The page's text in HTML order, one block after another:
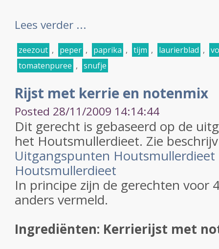
Lees verder ...
zeezout , peper , paprika , tijm , laurierblad ,
tomatenpuree , snufje
Rijst met kerrie en notenmix
Posted 28/11/2009 14:14:44
Dit gerecht is gebaseerd op de
het Houtsmullerdieet. Zie
Uitgangspunten Houtsmullerdieet
Houtsmullerdieet
In principe zijn de gerechten voor
anders vermeld.
Ingrediënten: Kerrierijst met